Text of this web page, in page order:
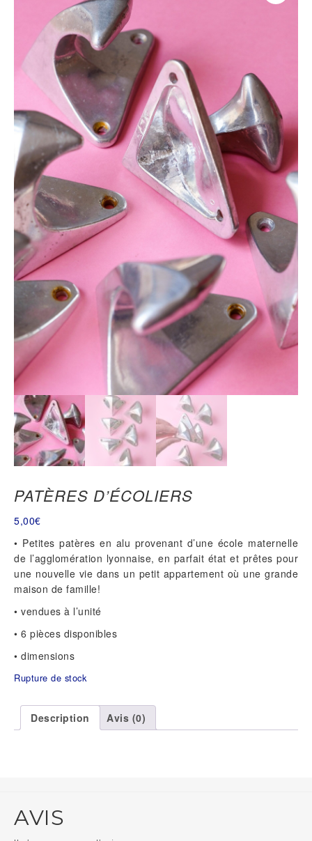
PATÈRES D’ÉCOLIERS
5,00€
• Petites patères en alu provenant d’une école maternelle
de l’agglomération lyonnaise, en parfait état et prêtes pour
une nouvelle vie dans un petit appartement où une grande
maison de famille!
• vendues à l’unité
• 6 pièces disponibles
• dimensions
Rupture de stock
Description Avis (0)
AVIS